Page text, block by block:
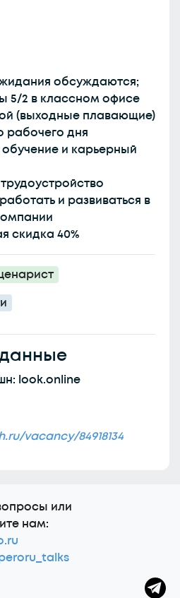
обсуждаются;
5/2 в классном офисе
(выходные плавающие)
рабочего дня
и карьерный
и развиваться в
скидка 40%
look.online
vacancy/84918134
или
нам: